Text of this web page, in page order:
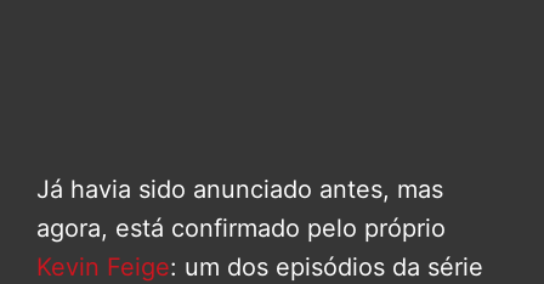
Já havia sido anunciado antes, mas
agora, está confirmado pelo próprio
Kevin Feige: um dos episódios da série